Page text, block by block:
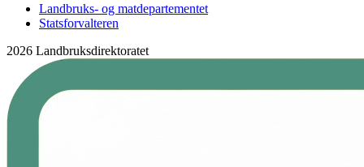
Landbruks- og matdepartementet
Statsforvalteren
2026 Landbruksdirektoratet